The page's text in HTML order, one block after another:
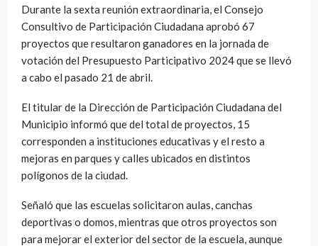
Durante la sexta reunión extraordinaria, el Consejo
Consultivo de Participación Ciudadana aprobó 67
proyectos que resultaron ganadores en la jornada de
votación del Presupuesto Participativo 2024 que se llevó
a cabo el pasado 21 de abril.
El titular de la Dirección de Participación Ciudadana del
Municipio informó que del total de proyectos, 15
corresponden a instituciones educativas y el resto a
mejoras en parques y calles ubicados en distintos
polígonos de la ciudad.
Señaló que las escuelas solicitaron aulas, canchas
deportivas o domos, mientras que otros proyectos son
para mejorar el exterior del sector de la escuela, aunque